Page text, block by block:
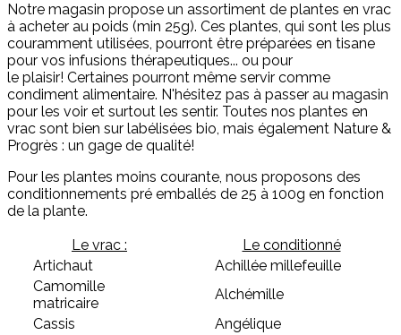
Notre magasin propose un assortiment de plantes en vrac
à acheter au poids (min 25g). Ces plantes, qui sont les plus
couramment utilisées, pourront être préparées en tisane
pour vos infusions thérapeutiques... ou pour
le plaisir! Certaines pourront même servir comme
condiment alimentaire. N'hésitez pas à passer au magasin
pour les voir et surtout les sentir. Toutes nos plantes en
vrac sont bien sur labélisées bio, mais également Nature &
Progrès : un gage de qualité!
Pour les plantes moins courante, nous proposons des
conditionnements pré emballés de 25 à 100g en fonction
de la plante.
Le vrac :
Le conditionné
Artichaut
Achillée millefeuille
Camomille
matricaire
Alchémille
Cassis
Angélique